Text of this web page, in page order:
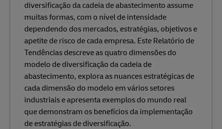
diversificação da cadeia de abastecimento assume
muitas formas, com o nível de intensidade
dependendo dos mercados, estratégias, objetivos e
apetite de risco de cada empresa. Este Relatório de
Tendências descreve as quatro dimensões do
modelo de diversificação da cadeia de
abastecimento, explora as nuances estratégicas de
cada dimensão do modelo em vários setores
industriais e apresenta exemplos do mundo real
que demonstram os benefícios da implementação
de estratégias de diversificação.